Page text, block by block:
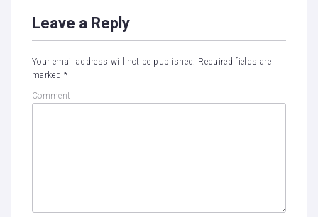
Leave a Reply
Your email address will not be published. Required fields are
marked *
Comment